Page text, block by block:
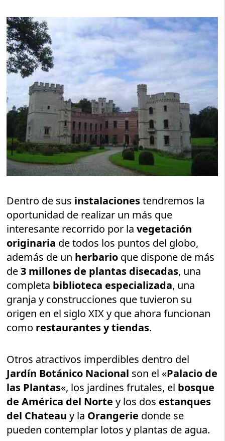
Dentro de sus instalacionestendremos la
oportunidad de realizar un más que
interesante recorrido por lavegetación
originaria de todos los puntos del globo,
además de un herbario que dispone de más
de3 millones de plantas disecadas, una
completa biblioteca especializada, una
granja y construcciones que tuvieron su
origen en el siglo XIX y que ahora funcionan
como restaurantes y tiendas.
Otros atractivos imperdibles dentro del
Jardín Botánico Nacional son el «Palacio de
las Plantas«, los jardines frutales, el bosque
de América del Nortey los dos estanques
del Chateauy la Orangerie donde se
pueden contemplar lotos y plantas de agua.